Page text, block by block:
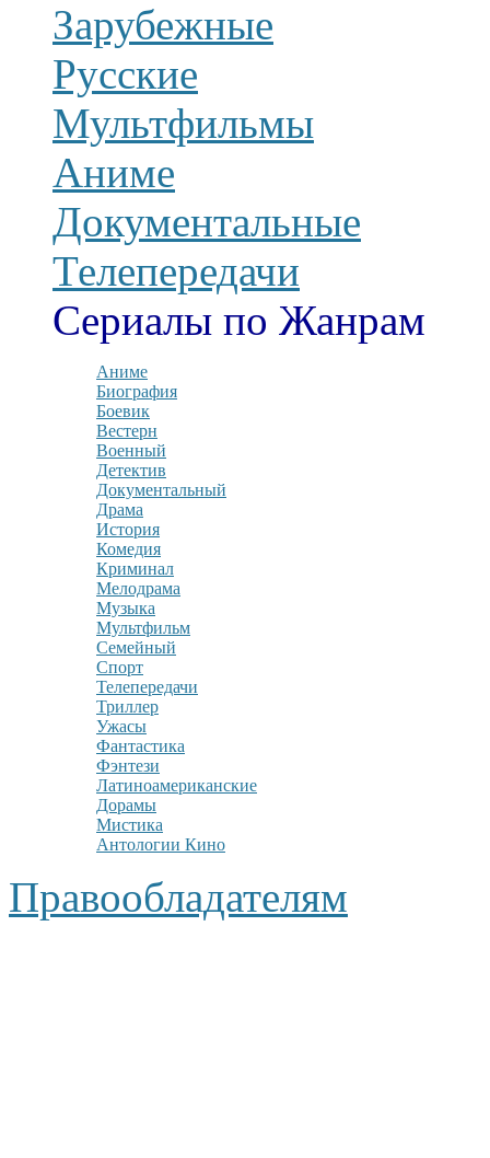
Зарубежные
Русские
Мультфильмы
Аниме
Документальные
Телепередачи
Сериалы по Жанрам
Аниме
Биография
Боевик
Вестерн
Военный
Детектив
Документальный
Драма
История
Комедия
Криминал
Мелодрама
Музыка
Мультфильм
Семейный
Спорт
Телепередачи
Триллер
Ужасы
Фантастика
Фэнтези
Латиноамериканские
Дорамы
Мистика
Антологии Кино
Правообладателям